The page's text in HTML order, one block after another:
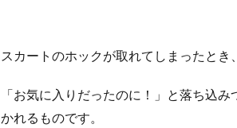
スカートのホックが取れてしまったとき
「お気に入りだったのに！」と落ち込
かれるものです。